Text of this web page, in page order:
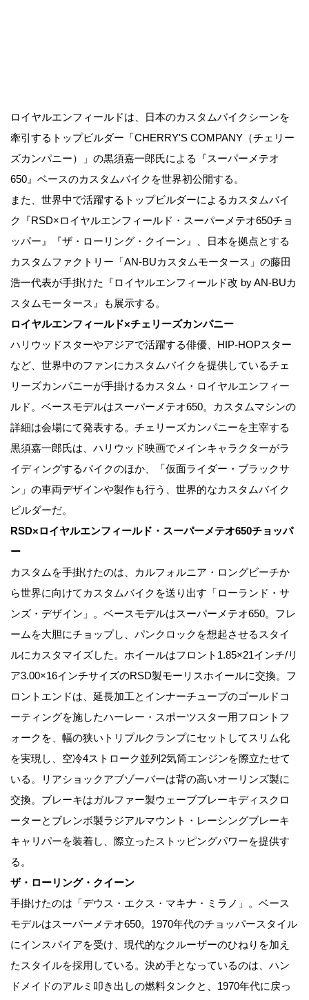
ロイヤルエンフィールドは、日本のカスタムバイクシーンを
牽引するトップビルダー「CHERRY'S COMPANY（チェリー
ズカンパニー）」の黒須嘉一郎氏による『スーパーメテオ
650』ベースのカスタムバイクを世界初公開する。
また、世界中で活躍するトップビルダーによるカスタムバイ
ク『RSD×ロイヤルエンフィールド・スーパーメテオ650チョ
ッパー』『ザ・ローリング・クイーン』、日本を拠点とする
カスタムファクトリー「AN-BUカスタムモータース」の藤田
浩一代表が手掛けた『ロイヤルエンフィールド改 by AN-BUカ
スタムモータース』も展示する。
ロイヤルエンフィールド×チェリーズカンパニー
ハリウッドスターやアジアで活躍する俳優、HIP-HOPスター
など、世界中のファンにカスタムバイクを提供しているチェ
リーズカンパニーが手掛けるカスタム・ロイヤルエンフィー
ルド。ベースモデルはスーパーメテオ650。カスタムマシンの
詳細は会場にて発表する。チェリーズカンパニーを主宰する
黒須嘉一郎氏は、ハリウッド映画でメインキャラクターがラ
イディングするバイクのほか、「仮面ライダー・ブラックサ
ン」の車両デザインや製作も行う、世界的なカスタムバイク
ビルダーだ。
RSD×ロイヤルエンフィールド・スーパーメテオ650チョッパ
ー
カスタムを手掛けたのは、カルフォルニア・ロングビーチか
ら世界に向けてカスタムバイクを送り出す「ローランド・サ
ンズ・デザイン」。ベースモデルはスーパーメテオ650。フレ
ームを大胆にチョップし、パンクロックを想起させるスタイ
ルにカスタマイズした。ホイールはフロント1.85×21インチ/リ
ア3.00×16インチサイズのRSD製モーリスホイールに交換。フ
ロントエンドは、延長加工とインナーチューブのゴールドコ
ーティングを施したハーレー・スポーツスター用フロントフ
ォークを、幅の狭いトリプルクランプにセットしてスリム化
を実現し、空冷4ストローク並列2気筒エンジンを際立たせて
いる。リアショックアブゾーバーは背の高いオーリンズ製に
交換。ブレーキはガルファー製ウェーブブレーキディスクロ
ーターとブレンボ製ラジアルマウント・レーシングブレーキ
キャリパーを装着し、際立ったストッピングパワーを提供す
る。
ザ・ローリング・クイーン
手掛けたのは「デウス・エクス・マキナ・ミラノ」。ベース
モデルはスーパーメテオ650。1970年代のチョッパースタイル
にインスパイアを受け、現代的なクルーザーのひねりを加え
たスタイルを採用している。決め手となっているのは、ハン
ドメイドのアルミ叩き出しの燃料タンクと、1970年代に戻っ